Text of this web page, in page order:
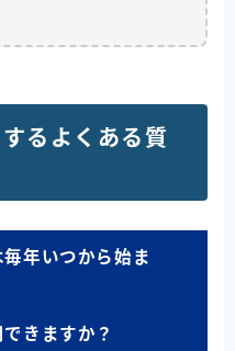
るよくある質
年いつから始ま
きますか？